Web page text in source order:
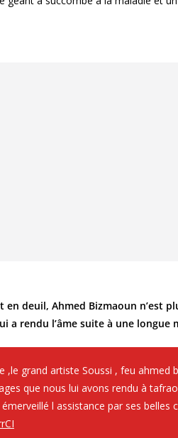
en deuil, Ahmed Bizmaoun n’est
a rendu l’âme suite à une longue
,le grand artiste Soussi , feu ahmed
que nous lui avons rendu à
l assistance par ses belles